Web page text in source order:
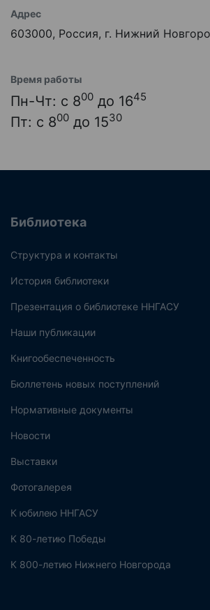
Адрес
603000, Россия, г. Нижний
Время работы
Пн-Чт: с 800 до 1645
Пт: с 800 до 1530
Библиотека
Структура и контакты
История библиотеки
Презентация о библиотеке ННГАСУ
Наши публикации
Книгообеспеченность
Бюллетень новых поступлений
Нормативные документы
Новости
Выставки
Фотогалерея
К юбилею ННГАСУ
К 80-летию Победы
К 800-летию Нижнего Новгорода